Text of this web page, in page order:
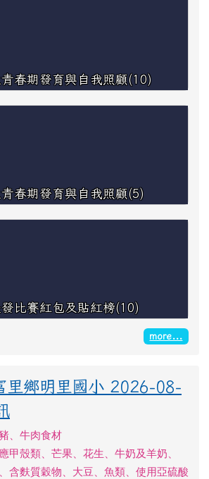
春期發育與自我照顧(10)
春期發育與自我照顧(5)
比賽紅包及貼紅榜(10)
more...
里鄉明里國小 2026-08-
、牛肉食材
甲殼類、芒果、花生、牛奶及羊奶、
含麩質穀物、大豆、魚類、使用亞硫酸